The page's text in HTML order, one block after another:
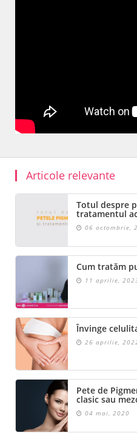
Articole relevante
Totul despre
tratamentul
06 octombrie,
Cum tratăm
11 aprilie,
Învinge
26 aprilie,
Pete de
clasic sau
04 mai, 2020